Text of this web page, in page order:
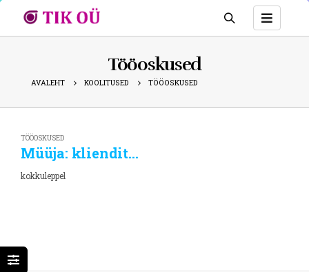
Tööoskused
AVALEHT KOOLITUSED TÖÖOSKUSED
TÖÖOSKUSED
Müüja: klienditeeninduse alused
kokkuleppel